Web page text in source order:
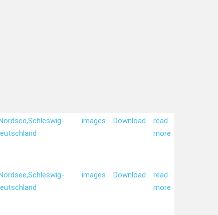
Schleswig-
images Download
read
more
Schleswig-
images Download
read
more